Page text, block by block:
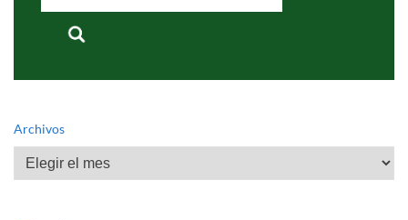
Archivos
Archivos